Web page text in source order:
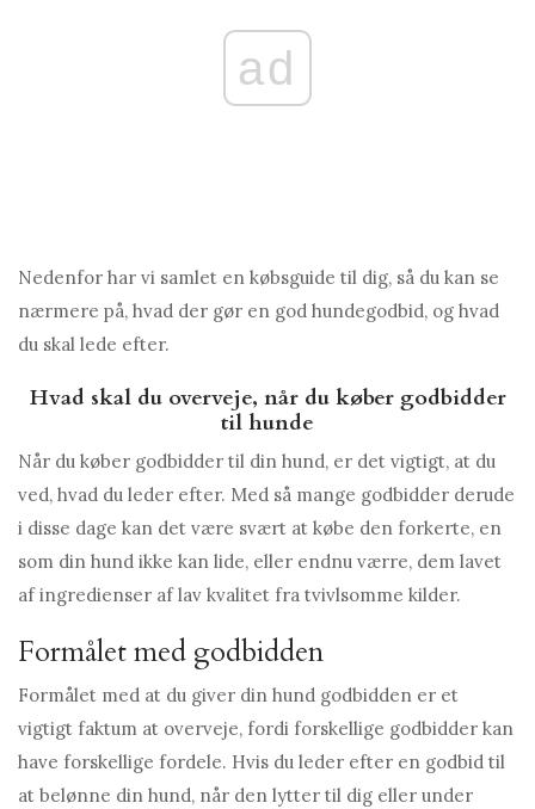
ad
Nedenfor har vi samlet en købsguide til dig, så du kan se
nærmere på, hvad der gør en god hundegodbid, og hvad
du skal lede efter.
Hvad skal du overveje, når du køber godbidder
til hunde
Når du køber godbidder til din hund, er det vigtigt, at du
ved, hvad du leder efter. Med så mange godbidder derude
i disse dage kan det være svært at købe den forkerte, en
som din hund ikke kan lide, eller endnu værre, dem lavet
af ingredienser af lav kvalitet fra tvivlsomme kilder.
Formålet med godbidden
Formålet med at du giver din hund godbidden er et
vigtigt faktum at overveje, fordi forskellige godbidder kan
have forskellige fordele. Hvis du leder efter en godbid til
at belønne din hund, når den lytter til dig eller under